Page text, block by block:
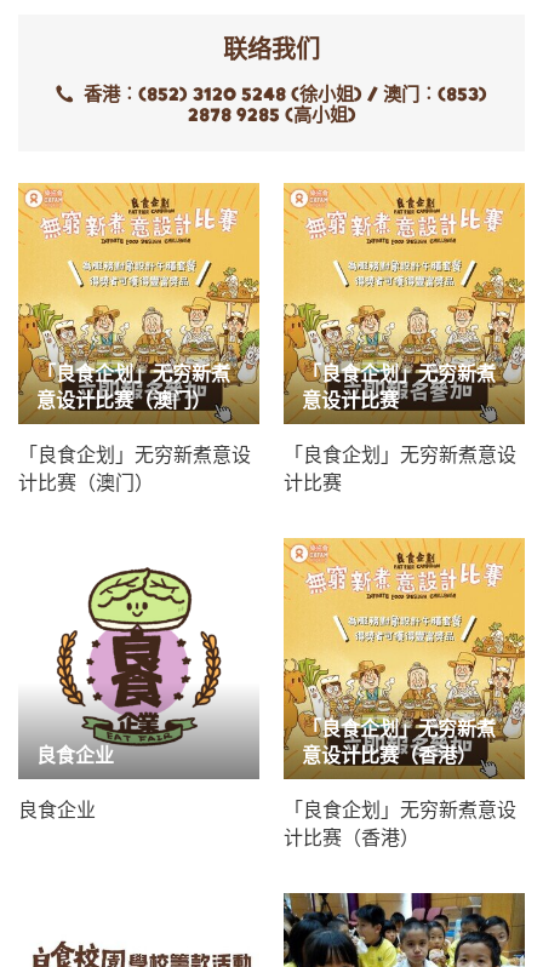
联络我们
香港︰(852) 3120 5248 (徐小姐) / 澳门︰(853)
2878 9285 (高小姐)
「良食企划」无穷新煮
意设计比赛（澳门）
「良食企划」无穷新煮意设
计比赛（澳门）
「良食企划」无穷新煮
意设计比赛
「良食企划」无穷新煮意设
计比赛
良食企业
良食企业
「良食企划」无穷新煮
意设计比赛（香港）
「良食企划」无穷新煮意设
计比赛（香港）